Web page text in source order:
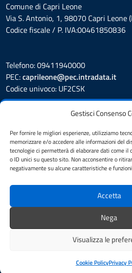
Gestisci Consenso
Per fornire le migliori esperienze, utilizziamo
memorizzare e/o accedere alle informazioni del
tecnologie ci permetterà di elaborare dati come il
o ID unici su questo sito. Non acconsentire o
negativamente su alcune caratteristiche e
Accetta
Nega
Visualizza le
Cookie PolicyPrivacy
Comune di Capri Leone
Via S. Antonio, 1, 98070 Capri Leone
Codice fiscale / P. IVA:00461850836
Telefono: 09411940000
PEC:caprileone@pec.intradata.it
Codice univoco: UF2CSK
Prenotazione appuntamento
Segnalazione disservizio
Whistleblower
Amministrazione Trasparente
Albo Pretorio
Cookie Policy
Dichiarazione di accessibilità
Feedback
Area riservata al